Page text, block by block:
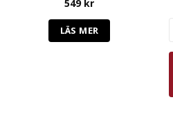
549 kr
LÄS MER